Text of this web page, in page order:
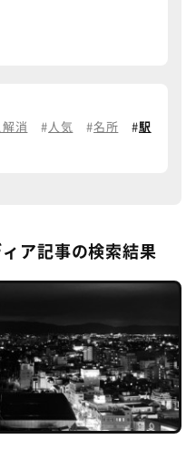
解消 人気 名所 駅
ア記事の検索結果